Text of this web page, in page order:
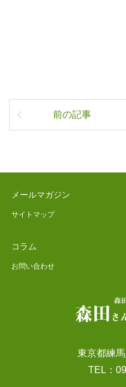
前の記事
メールマガジン
サイトマップ
コラム
お問い合わせ
東京都練
TEL：